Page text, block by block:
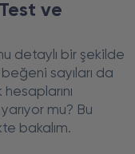
ve
detaylı bir şekilde
sayıları da
mu? Bu
bakalım.